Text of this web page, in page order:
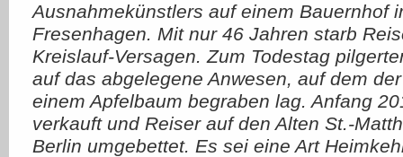
Ausnahmekünstlers auf einem Bauernhof
Fresenhagen. Mit nur 46 Jahren starb
Kreislauf-Versagen. Zum Todestag
auf das abgelegene Anwesen, auf dem
einem Apfelbaum begraben lag. Anfang
verkauft und Reiser auf den Alten St.-
Berlin umgebettet. Es sei eine Art